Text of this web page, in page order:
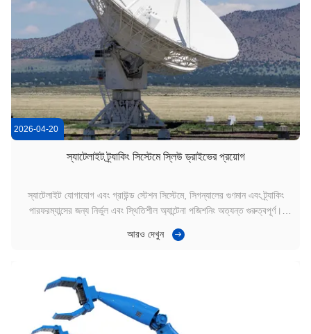
2026-04-20
স্যাটেলাইট ট্র্যাকিং সিস্টেমে স্লিউ ড্রাইভের প্রয়োগ
স্যাটেলাইট যোগাযোগ এবং গ্রাউন্ড স্টেশন সিস্টেমে, সিগন্যালের গুণমান এবং ট্র্যাকিং
পারফরম্যান্সের জন্য নির্ভুল এবং স্থিতিশীল অ্যান্টেনা পজিশনিং অত্যন্ত গুরুত্বপূর্ণ।
Drive) (যা স্লিউইং ড্রাইভ, স্লিউ ড্রাইভ গিয়ারবক্স, বা ওয়...
আরও দেখুন